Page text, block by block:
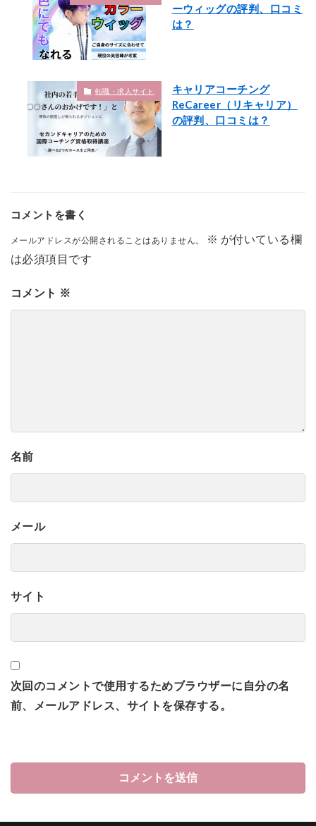
ーウィッグの評判、口コミ
は？
転職・求人サイト
キャリアコーチング
ReCareer（リキャリア）
の評判、口コミは？
コメントを書く
メールアドレスが公開されることはありません。 ※ が付いている欄
は必須項目です
コメント ※
名前
メール
サイト
次回のコメントで使用するためブラウザーに自分の名
前、メールアドレス、サイトを保存する。